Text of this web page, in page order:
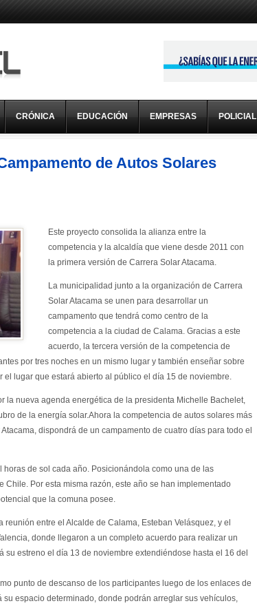
CRÓNICA EDUCACIÓN EMPRESAS POLICIAL
de Autos Solares
Este proyecto consolida la alianza entre la
competencia y la alcaldía que viene desde 2011 con
la primera versión de Carrera Solar Atacama.
La municipalidad junto a la organización de Carrera
Solar Atacama se unen para desarrollar un
campamento que tendrá como centro de la
competencia a la ciudad de Calama. Gracias a este
acuerdo, la tercera versión de la competencia de
por tres noches en un mismo lugar y también enseñar sobre
lugar que estará abierto al público el día 15 de noviembre.
la nueva agenda energética de la presidenta Michelle Bachelet,
de la energía solar.Ahora la competencia de autos solares más
dispondrá de un campamento de cuatro días para todo el
de sol cada año. Posicionándola como una de las
Chile. Por esta misma razón, este año se han implementado
que la comuna posee.
entre el Alcalde de Calama, Esteban Velásquez, y el
donde llegaron a un completo acuerdo para realizar un
estreno el día 13 de noviembre extendiéndose hasta el 16 del
punto de descanso de los participantes luego de los enlaces de
su espacio determinado, donde podrán arreglar sus vehículos,